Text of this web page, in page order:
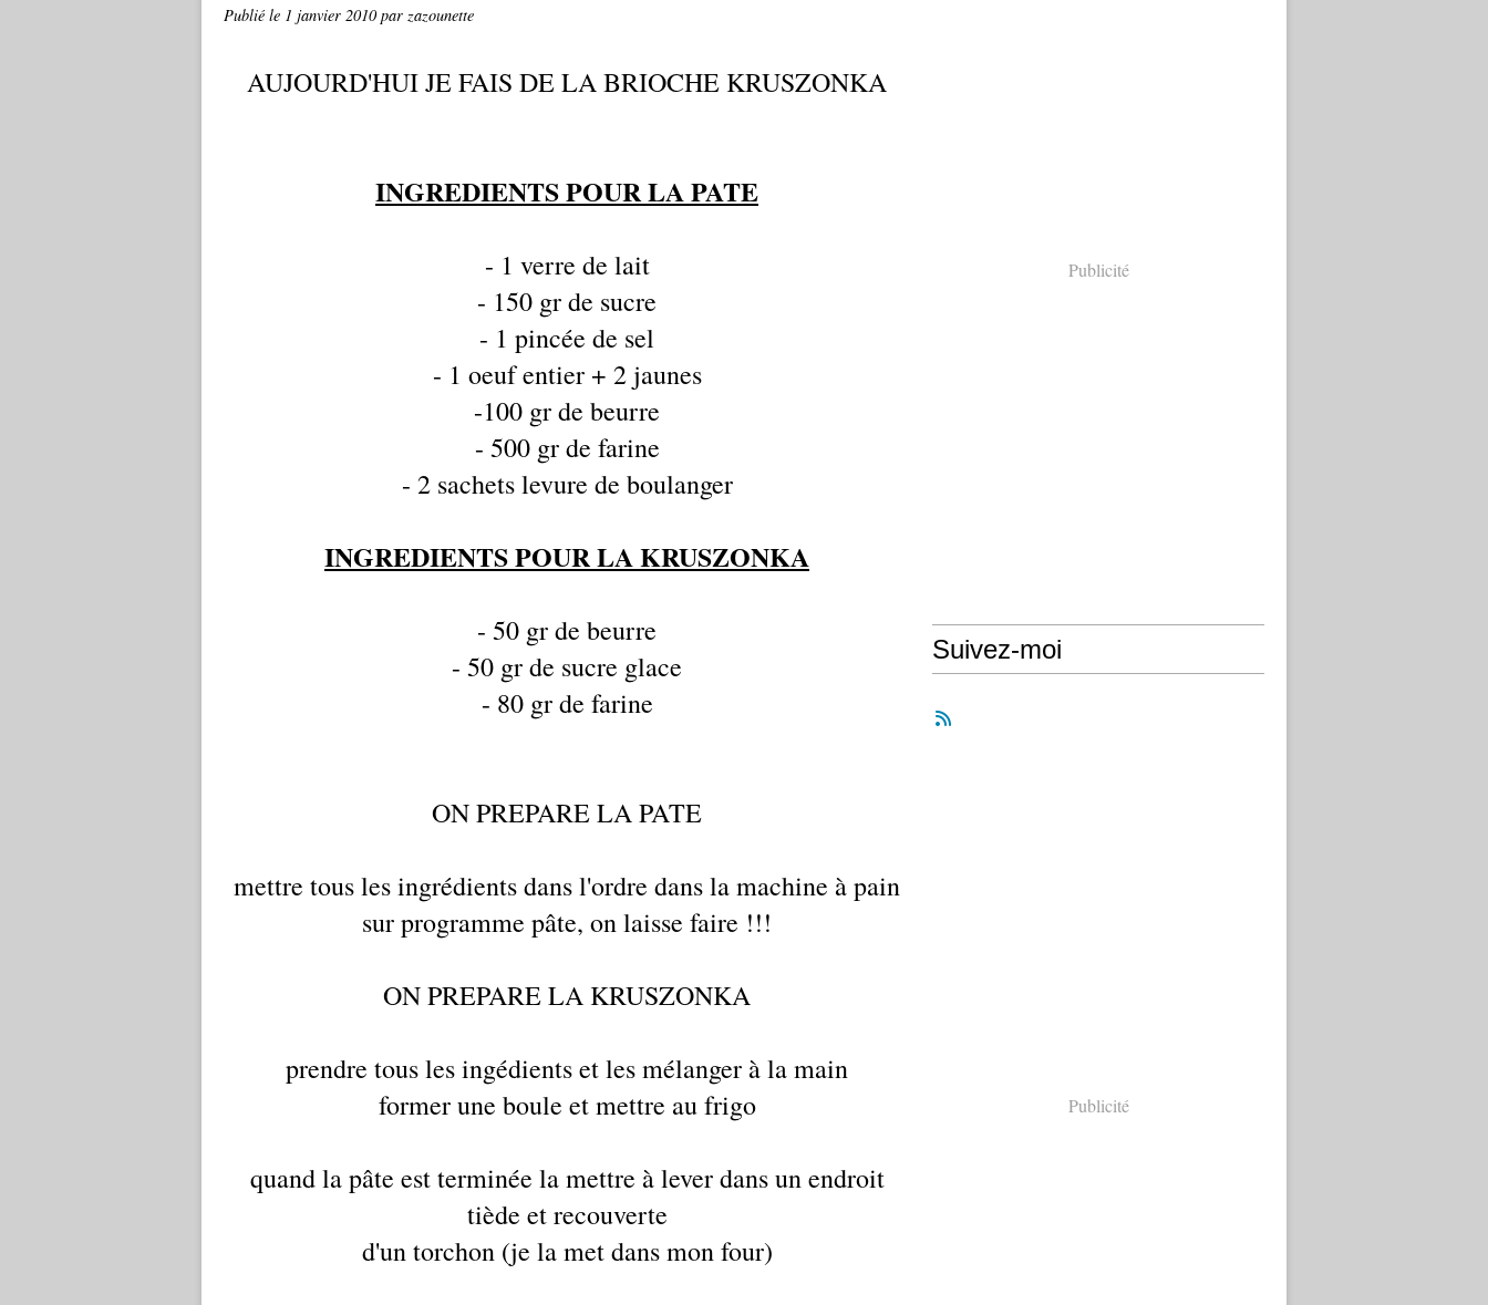
Publié le 1 janvier 2010par zazounette
AUJOURD'HUI JE FAIS DE LA BRIOCHE KRUSZONKA
INGREDIENTS POUR LA PATE
- 1 verre de lait
- 150 gr de sucre
- 1 pincée de sel
- 1 oeuf entier + 2 jaunes
-100 gr de beurre
- 500 gr de farine
- 2 sachets levure de boulanger
INGREDIENTS POUR LA KRUSZONKA
- 50 gr de beurre
- 50 gr de sucre glace
- 80 gr de farine
ON PREPARE LA PATE
mettre tous les ingrédients dans l'ordre dans la machine à pain
sur programme pâte, on laisse faire !!!
ON PREPARE LA KRUSZONKA
prendre tous les ingédients et les mélanger à la main
former une boule et mettre au frigo
quand la pâte est terminée la mettre à lever dans un endroit
tiède et recouverte
d'un torchon (je la met dans mon four)
Publicité
Suivez-moi
Publicité